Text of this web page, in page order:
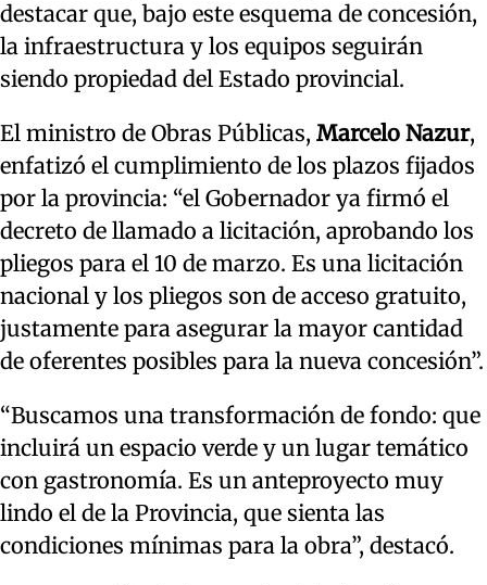
destacar que, bajo este esquema de concesión,
la infraestructura y los equipos seguirán
siendo propiedad del Estado provincial.
El ministro de Obras Públicas, Marcelo Nazur,
enfatizó el cumplimiento de los plazos fijados
por la provincia: “el Gobernador ya firmó el
decreto de llamado a licitación, aprobando los
pliegos para el 10 de marzo. Es una licitación
nacional y los pliegos son de acceso gratuito,
justamente para asegurar la mayor cantidad
de oferentes posibles para la nueva concesión”.
“Buscamos una transformación de fondo: que
incluirá un espacio verde y un lugar temático
con gastronomía. Es un anteproyecto muy
lindo el de la Provincia, que sienta las
condiciones mínimas para la obra”, destacó.